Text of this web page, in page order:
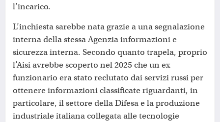
l’incarico.
L’inchiesta sarebbe nata grazie a una segnalazione
interna della stessa Agenzia informazioni e
sicurezza interna. Secondo quanto trapela, proprio
l’Aisi avrebbe scoperto nel 2025 che un ex
funzionario era stato reclutato dai servizi russi per
ottenere informazioni classificate riguardanti, in
particolare, il settore della Difesa e la produzione
industriale italiana collegata alle tecnologie